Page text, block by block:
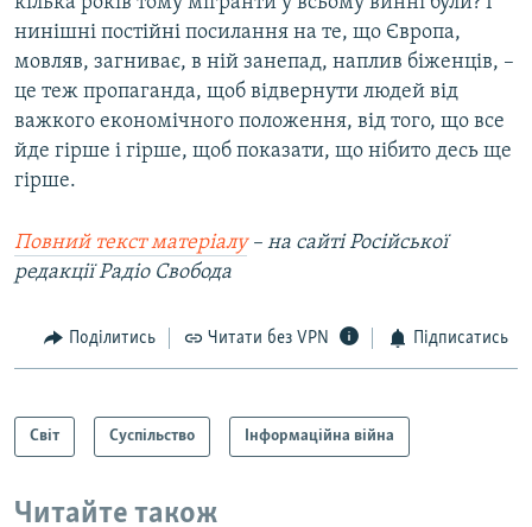
нинішні постійні посилання на те, що Європа,
мовляв, загниває, в ній занепад, наплив біженців, –
це теж пропаганда, щоб відвернути людей від
важкого економічного положення, від того, що все
йде гірше і гірше, щоб показати, що нібито десь ще
гірше.
Повний текст матеріалу– на сайті Російської
редакції Радіо Свобода
Поділитись Читати без VPN Підписатись
Світ Суспільство Інформаційна війна
Читайте також